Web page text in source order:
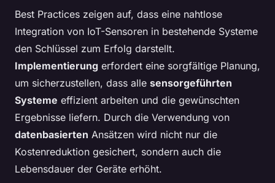
Best Practices zeigen auf, dass eine nahtlose
Integration von IoT-Sensoren in bestehende Systeme
den Schlüssel zum Erfolg darstellt.
Implementierung erfordert eine sorgfältige Planung,
um sicherzustellen, dass alle sensorgeführten
Systeme effizient arbeiten und die gewünschten
Ergebnisse liefern. Durch die Verwendung von
datenbasierten Ansätzen wird nicht nur die
Kostenreduktion gesichert, sondern auch die
Lebensdauer der Geräte erhöht.